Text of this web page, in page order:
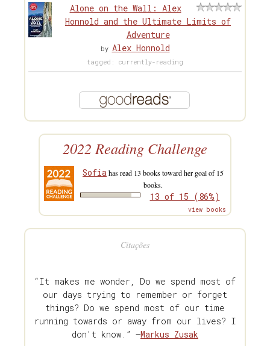
Alone on the Wall: Alex
Honnold and the Ultimate Limits of
Adventure
by Alex Honnold
tagged: currently-reading
2022 Reading Challenge
Sofiahas read 13 books toward her goal of 15
books.
13 of 15 (86%)
view books
Citações
“It makes me wonder, Do we spend most of
our days trying to remember or forget
things? Do we spend most of our time
running towards or away from our lives? I
don't know.” —Markus Zusak